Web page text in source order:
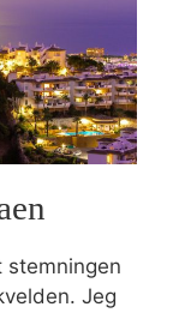
stemningen
Jeg